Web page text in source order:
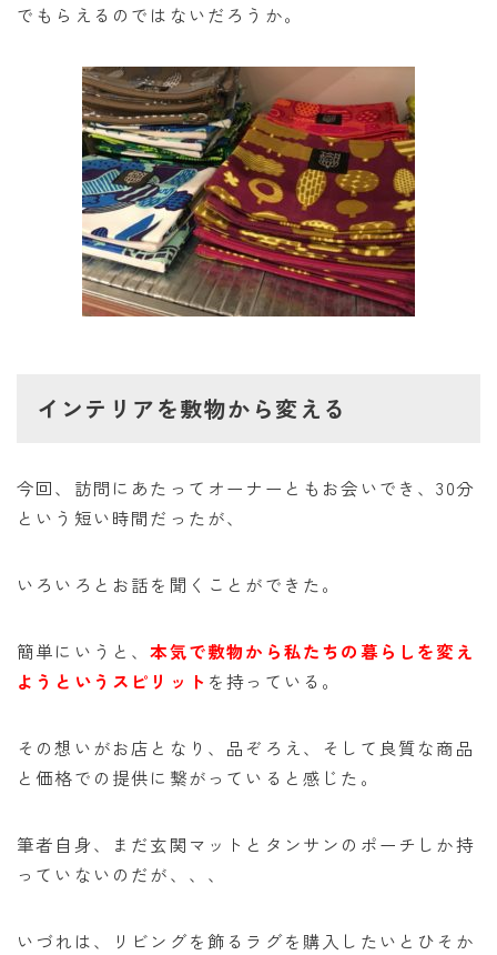
でもらえるのではないだろうか。
インテリアを敷物から変える
今回、訪問にあたってオーナーともお会いでき、30分
という短い時間だったが、
いろいろとお話を聞くことができた。
簡単にいうと、本気で敷物から私たちの暮らしを変え
ようというスピリット を持っている。
その想いがお店となり、品ぞろえ、そして良質な商品
と価格での提供に繋がっていると感じた。
筆者自身、まだ玄関マットとタンサンのポーチしか持
っていないのだが、、、
いづれは、リビングを飾るラグを購入したいとひそか